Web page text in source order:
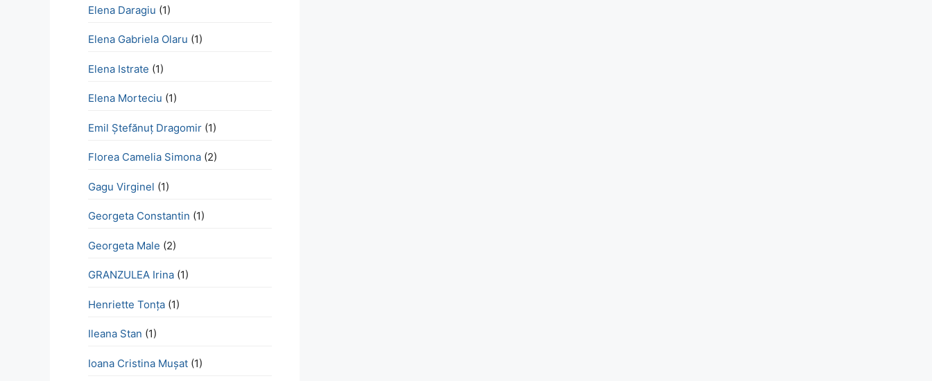
Elena Daragiu (1)
Elena Gabriela Olaru (1)
Elena Istrate (1)
Elena Morteciu (1)
Emil Ștefănuț Dragomir (1)
Florea Camelia Simona (2)
Gagu Virginel (1)
Georgeta Constantin (1)
Georgeta Male (2)
GRANZULEA Irina (1)
Henriette Tonţa (1)
Ileana Stan (1)
Ioana Cristina Mușat (1)